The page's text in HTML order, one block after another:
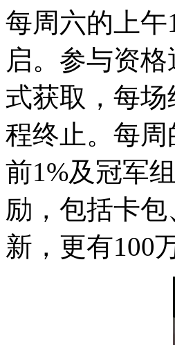
每周六的上
启。参与资
式获取，每
程终止。每周
前1%及冠军
励，包括卡
新，更有100